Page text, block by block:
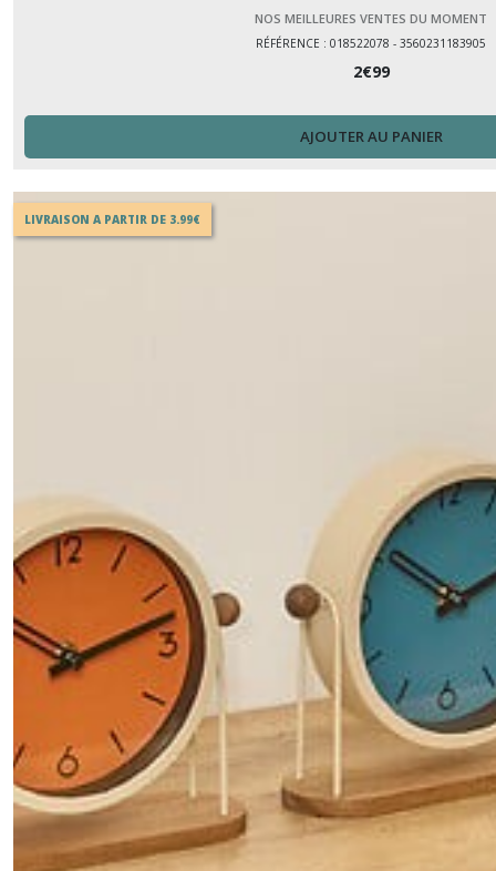
NOS MEILLEURES VENTES DU MOMENT
RÉFÉRENCE : 018522078 - 3560231183905
2€99
AJOUTER AU PANIER
LIVRAISON A PARTIR DE 3.99€